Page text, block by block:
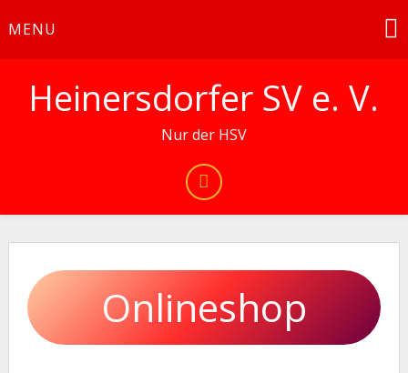
toMENU
Heinersdorfer SV e. V.
Nur der HSV
Onlineshop